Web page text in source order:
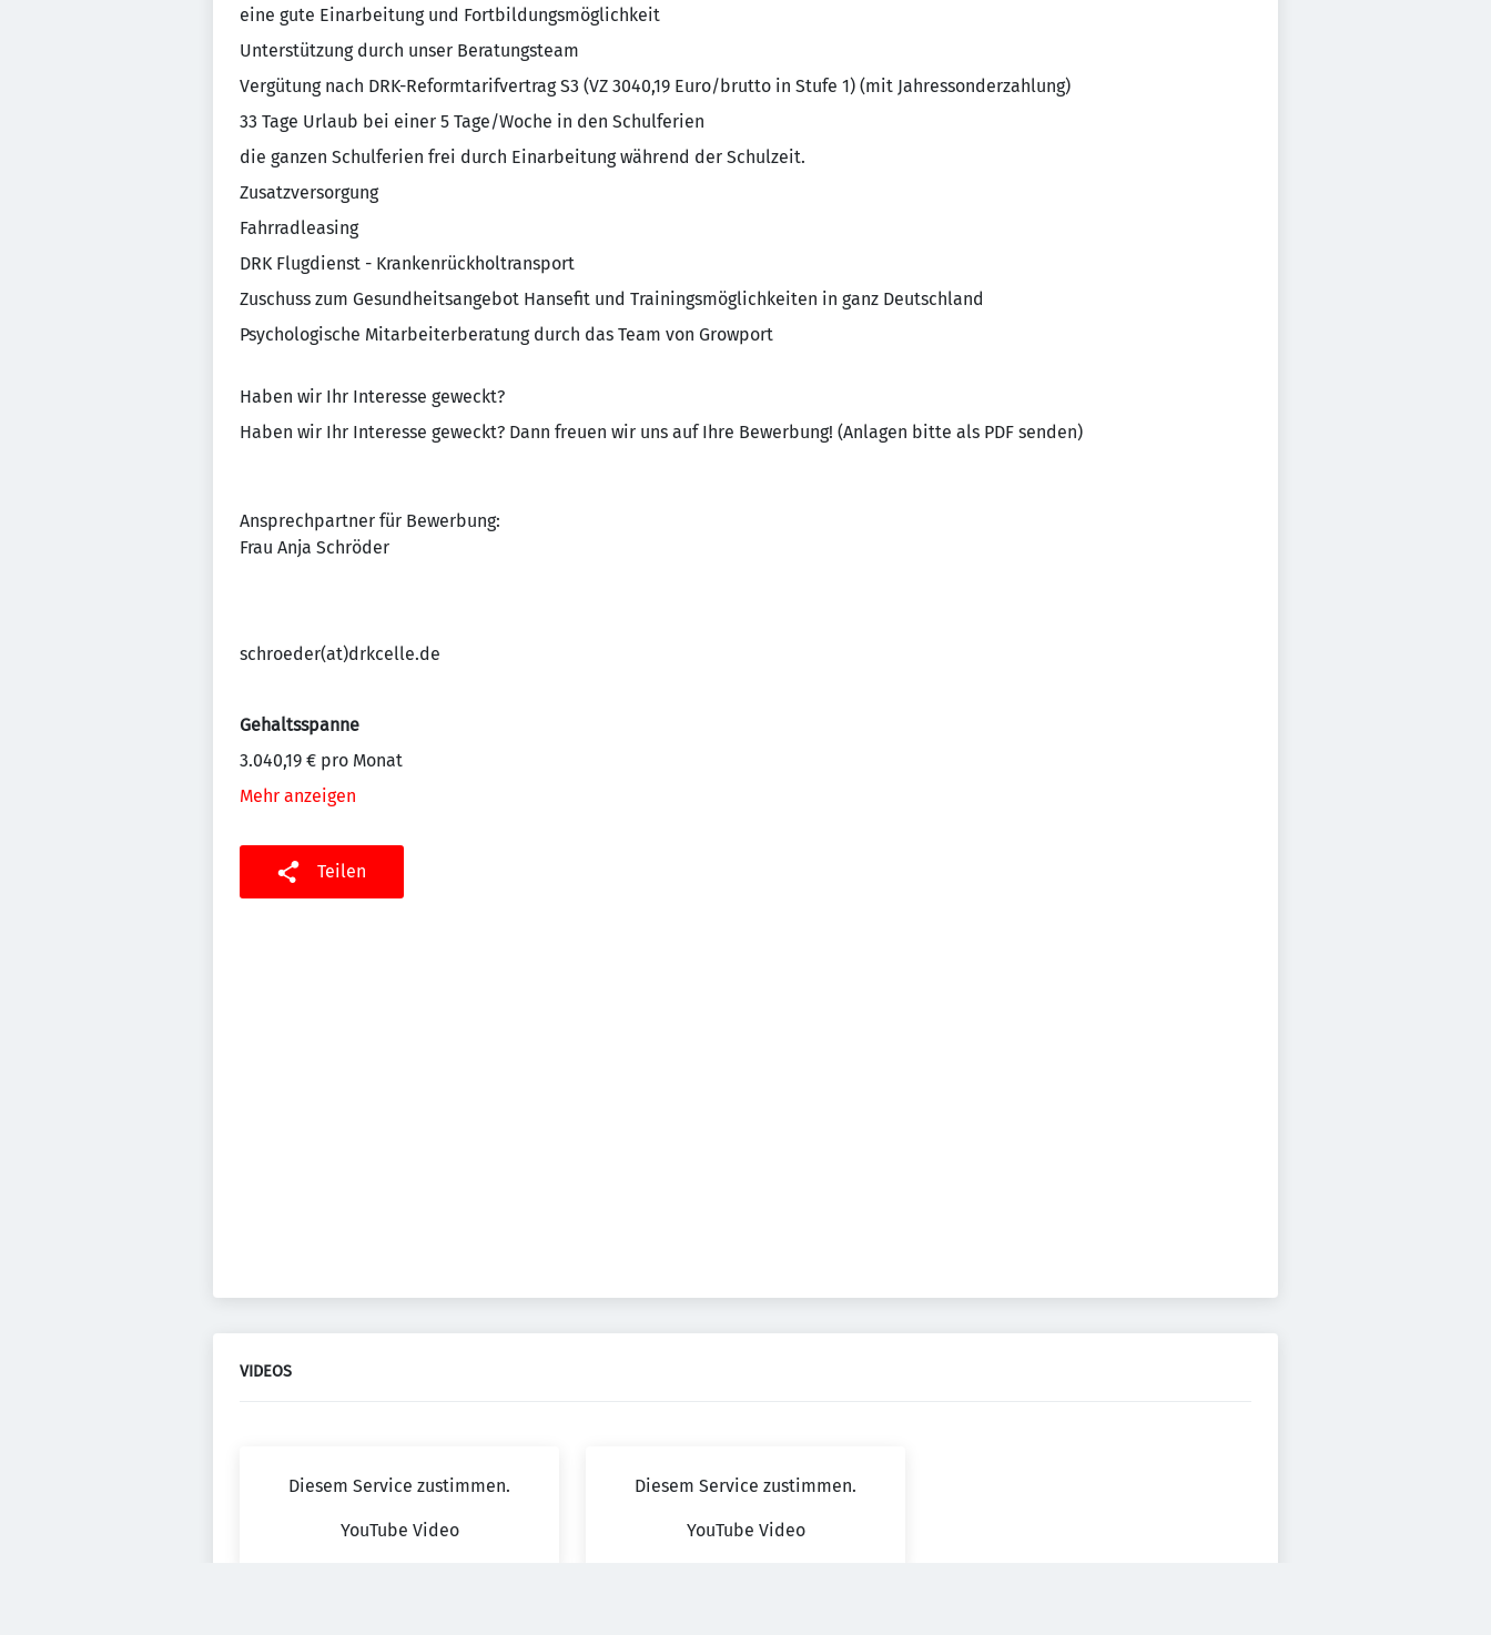
eine gute Einarbeitung und Fortbildungsmöglichkeit
Unterstützung durch unser Beratungsteam
Vergütung nach DRK-Reformtarifvertrag S3 (VZ 3040,19 Euro/brutto in Stufe 1) (mit Jahressonderzahlung)
33 Tage Urlaub bei einer 5 Tage/Woche in den Schulferien
die ganzen Schulferien frei durch Einarbeitung während der Schulzeit.
Zusatzversorgung
Fahrradleasing
DRK Flugdienst - Krankenrückholtransport
Zuschuss zum Gesundheitsangebot Hansefit und Trainingsmöglichkeiten in ganz Deutschland
Psychologische Mitarbeiterberatung durch das Team von Growport
Haben wir Ihr Interesse geweckt?
Haben wir Ihr Interesse geweckt? Dann freuen wir uns auf Ihre Bewerbung! (Anlagen bitte als PDF senden)
Ansprechpartner für Bewerbung:
Frau Anja Schröder
schroeder(at)drkcelle.de
Gehaltsspanne
3.040,19 € pro Monat
Mehr anzeigen
Teilen
VIDEOS
Diesem Service zustimmen.
YouTube Video
Diesem Service zustimmen.
YouTube Video